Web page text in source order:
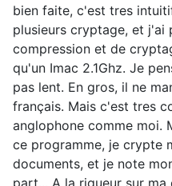
bien faite, c'est tres
plusieurs cryptage, et j'ai
compression et de
qu'un Imac 2.1Ghz. Je
pas lent. En gros, il ne
français. Mais c'est tres
anglophone comme moi.
ce programme, je crypte
documents, et je note
part... A la rigueur sur